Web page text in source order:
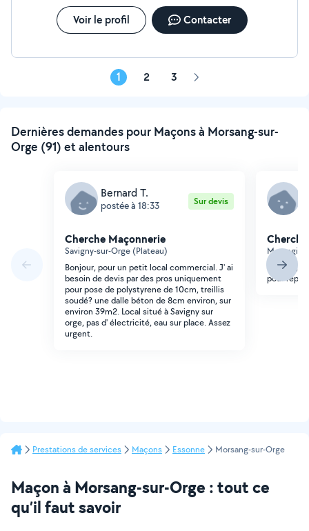
Voir le profil Contacter
1 2 3 Page
Dernières demandes pour Maçons à Morsang-sur-
Orge (91) et alentours
Bernard T.
postée à 18:33 Sur devis
Cherche Maçonnerie
Savigny-sur-Orge (Plateau)
Bonjour, pour un petit local commercial. J' ai
besoin de devis par des pros uniquement
pour pose de polystyrene de 10cm, treillis
soudé? une dalle béton de 8cm environ, sur
environ 39m2. Local situé à Savigny sur
orge, pas d' électricité, eau sur place. Assez
urgent.
Morangis
Bonjour,
pour
Prestations de services Maçons Essonne Morsang-sur-Orge
Maçon à Morsang-sur-Orge : tout ce
qu’il faut savoir